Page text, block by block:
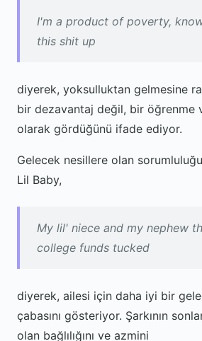
I'm a product of poverty,
this shit up
diyerek, yoksulluktan gelmesine
bir dezavantaj değil, bir öğrenme
olarak gördüğünü ifade ediyor.
Gelecek nesillere olan
Lil Baby,
My lil' niece and my nephew
college funds tucked
diyerek, ailesi için daha iyi bir
çabasını gösteriyor. Şarkının
olan bağlılığını ve azmini